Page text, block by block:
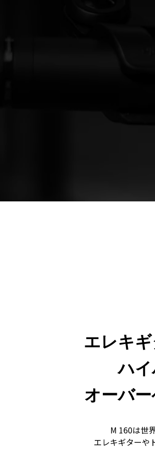
エレキギ
ハイ
オーバ
M 160は世
エレキギターや